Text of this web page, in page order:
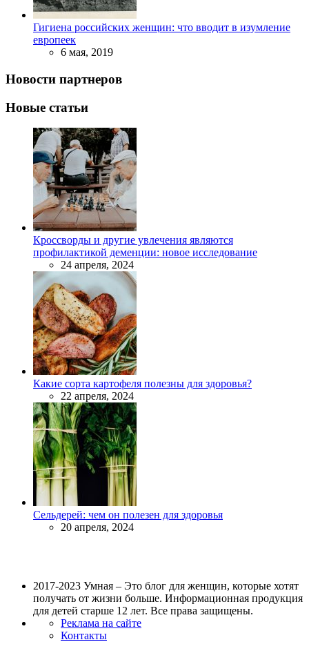
Гигиена российских женщин: что вводит в изумление
европеек
6 мая, 2019
Новости партнеров
Новые статьи
Кроссворды и другие увлечения являются
профилактикой деменции: новое исследование
24 апреля, 2024
Какие сорта картофеля полезны для здоровья?
22 апреля, 2024
Сельдерей: чем он полезен для здоровья
20 апреля, 2024
2017-2023 Умная – Это блог для женщин, которые хотят
получать от жизни больше. Информационная продукция
для детей старше 12 лет. Все права защищены.
Реклама на сайте
Контакты